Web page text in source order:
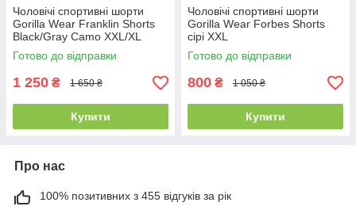
Чоловічі спортивні шорти
Gorilla Wear Franklin Shorts
Black/Gray Camo XXL/XL
Готово до відправки
1 250 ₴ 1 650 ₴
Купити
Чоловічі спортивні шорти
Gorilla Wear Forbes Shorts
сірі XXL
Готово до відправки
800 ₴ 1 050 ₴
Купити
Про нас
100% позитивних з 455 відгуків за рік